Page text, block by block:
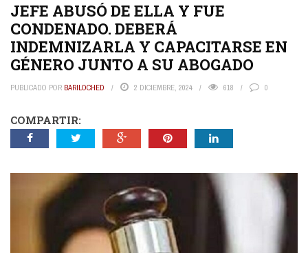
JEFE ABUSÓ DE ELLA Y FUE
CONDENADO. DEBERÁ
INDEMNIZARLA Y CAPACITARSE EN
GÉNERO JUNTO A SU ABOGADO
PUBLICADO POR BARILOCHED 2 DICIEMBRE, 2024 618 0
COMPARTIR: